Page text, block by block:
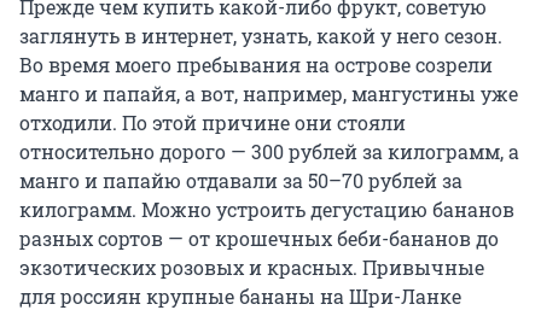
Прежде чем купить какой-либо фрукт, советую
заглянуть в интернет, узнать, какой у него сезон.
Во время моего пребывания на острове созрели
манго и папайя, а вот, например, мангустины уже
отходили. По этой причине они стояли
относительно дорого — 300 рублей за килограмм, а
манго и папайю отдавали за 50–70 рублей за
килограмм. Можно устроить дегустацию бананов
разных сортов — от крошечных беби-бананов до
экзотических розовых и красных. Привычные
для россиян крупные бананы на Шри-Ланке